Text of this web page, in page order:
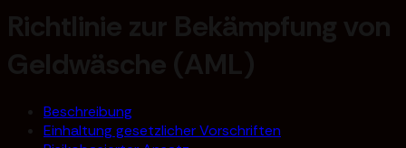
Beschreibung
Einhaltung gesetzlicher Vorschriften